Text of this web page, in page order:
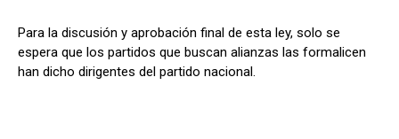
Para la discusión y aprobación final de esta ley, solo se
espera que los partidos que buscan alianzas las formalicen
han dicho dirigentes del partido nacional.